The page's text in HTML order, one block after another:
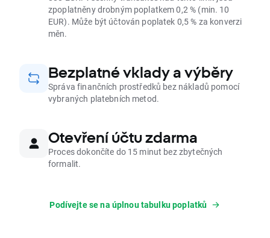
zpoplatněny drobným poplatkem 0,2 % (min. 10
EUR). Může být účtován poplatek 0,5 % za konverzi
měn.
Bezplatné vklady a výběry
Správa finančních prostředků bez nákladů pomocí
vybraných platebních metod.
Otevření účtu zdarma
Proces dokončíte do 15 minut bez zbytečných
formalit.
Podívejte se na úplnou tabulku poplatků